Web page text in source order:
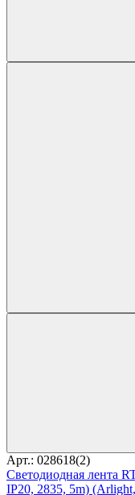
Арт.: 028618(2)
Светодиодная лента
IP20, 2835, 5m)